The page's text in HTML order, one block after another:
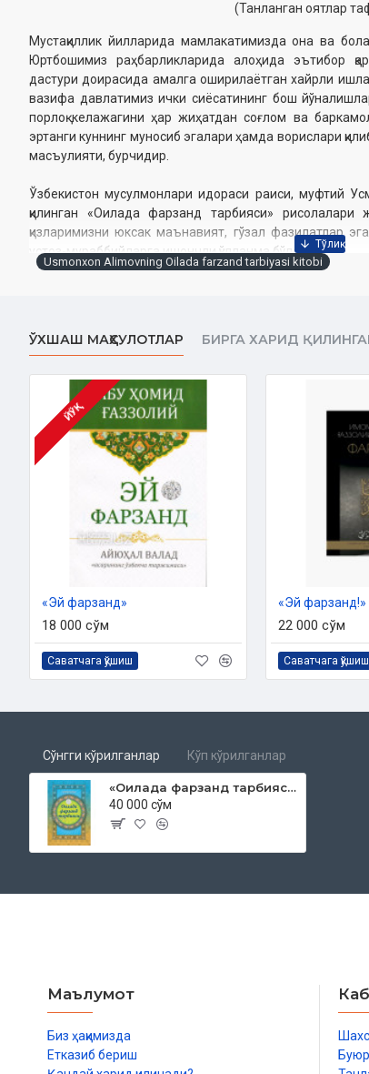
(Танланган оятлар
Мустақиллик йилларида мамлакатимизда она ва
Юртбошимиз раҳбарликларида алоҳида эътибор
дастури доирасида амалга оширилаётган хайрли
вазифа давлатимиз ички сиёсатининг бош
порлоқ келажагини ҳар жиҳатдан соғлом ва
эртанги куннинг муносиб эгалари ҳамда ворислари
масъулияти, бурчидир.
Ўзбекистон мусулмонлари идораси раиси, муфтий
қилинган «Оилада фарзанд тарбияси»
қизларимизни юксак маънавият, гўзал фазилатлар
устоз-мураббийларга ишончли қўлланма бўлади.
Нашриёт:«Movarounnahr»
460 бет
978-9943-12-407-3
Ўлчами:
84×108 1/32
Муқоваси:қаттиқ
Ўзбекистон Республикаси Вазирлар Маҳкамаси
2018 йилнинг 11 апрелдаги 1932 - сонли
Usmonxon Alimovning Oilada farzand tarbiyasi kitobi
ЎХШАШ МАҲСУЛОТЛАР БИРГА ХАРИД
ЙЎҚ
«Эй фарзанд»
18 000 сўм
Саватчага қўшиш
«Эй фарзанд!»
22 000 сўм
Саватчага қўшиш
Сўнгги кўрилганлар Кўп кўрилганлар
«Оилада фарзанд тарбияси»
40 000 сўм
Маълумот
Биз ҳақимизда
Етказиб бериш